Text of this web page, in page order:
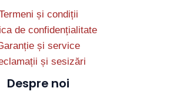
și condiții
de confidențialitate
și service
și sesizări
Despre noi